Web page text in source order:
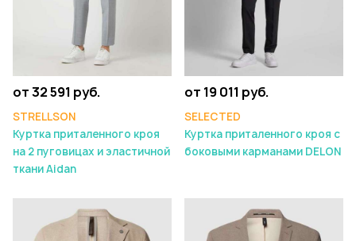
от 32 591 руб.
STRELLSON
Куртка приталенного кроя
на 2 пуговицах и эластичной
ткани Aidan
от 19 011 руб.
SELECTED
Куртка приталенного кроя с
боковыми карманами DELON